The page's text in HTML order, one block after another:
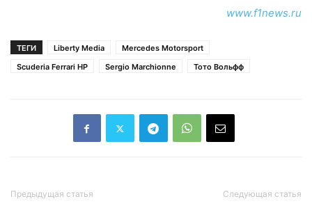
www.f1news.ru
ТЕГИ Liberty Media
Mercedes Motorsport
Scuderia Ferrari HP
Sergio Marchionne Тото Вольфф
Предыдущая статья Следующая статья